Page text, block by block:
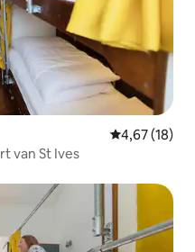
Gemiddelde
4,67 (18)
van St Ives